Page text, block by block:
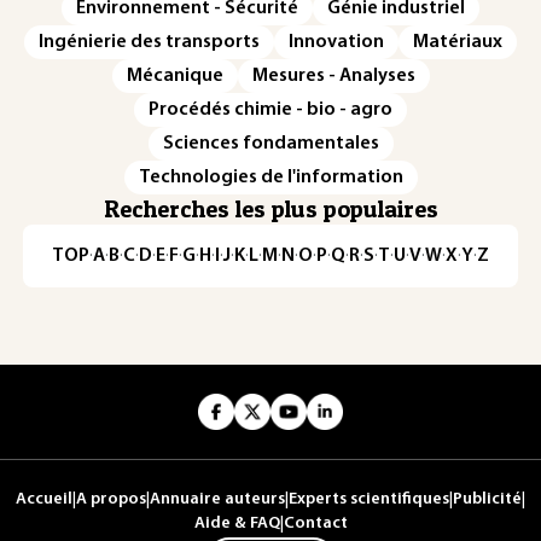
Environnement - Sécurité
Génie industriel
Ingénierie des transports
Innovation
Matériaux
Mécanique
Mesures - Analyses
Procédés chimie - bio - agro
Sciences fondamentales
Technologies de l'information
Recherches les plus populaires
TOP·A·B·C· D· E· F·G· H · ·J· K· L· M · N ·O· P·Q· R·S·T·U·V·W·X·Y·Z
Accueil A propos Annuaire auteurs Experts scientifiques Publicité
Aide & FAQ| Contact